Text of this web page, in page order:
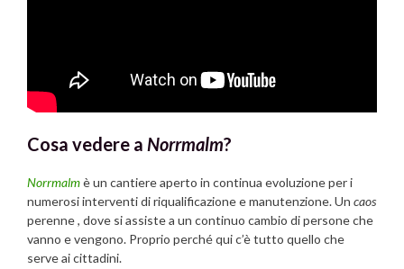
Cosa vedere a Norrmalm?
Norrmalmè un cantiere aperto in continua evoluzione per i
numerosi interventi di riqualificazione e manutenzione. Un caos
perenne , dove si assiste a un continuo cambio di persone che
vanno e vengono. Proprio perché qui c’è tutto quello che
serve ai cittadini.